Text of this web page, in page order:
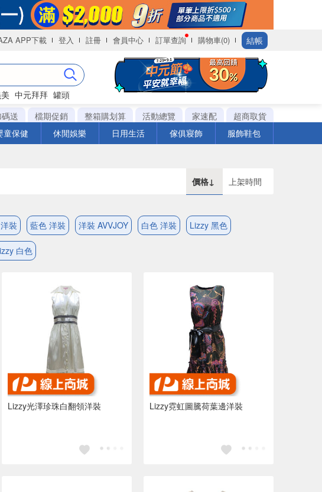
APP下載 登入 註冊 會員中心 訂單查詢 購物車(0) 結帳
中元拜拜 罐頭
送 檔期促銷 整箱購划算 活動總覽 家速配
超商取貨
童保健 休閒娛樂 日用生活 傢俱寢飾 服飾鞋包
價格↓ 上架時間
裝 藍色 洋裝 洋裝 AVVJOY 白色 洋裝 Lizzy 黑色
白色
Lizzy光澤珍珠白翻領洋裝 Lizzy霓虹圖騰荷葉邊洋裝